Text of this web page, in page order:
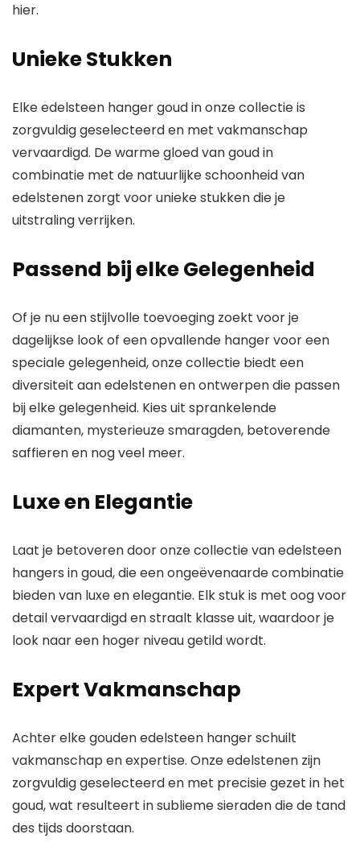
hier.
Unieke Stukken
Elkeedelsteen hanger goudin onze collectie is
zorgvuldig geselecteerd en met vakmanschap
vervaardigd. De warme gloed van goud in
combinatie met de natuurlijke schoonheid van
edelstenen zorgt voor unieke stukken die je
uitstraling verrijken.
Passend bij elke Gelegenheid
Of je nu een stijlvolle toevoeging zoekt voor je
dagelijkse look of een opvallende hanger voor een
speciale gelegenheid, onze collectie biedt een
diversiteit aan edelstenen en ontwerpen die passen
bij elke gelegenheid. Kies uit sprankelende
diamanten, mysterieuze smaragden, betoverende
saffieren en nog veel meer.
Luxe en Elegantie
Laat je betoveren door onze collectie vanedelsteen
hangers in goud, die een ongeëvenaarde combinatie
bieden van luxe en elegantie. Elk stuk is met oog voor
detail vervaardigd en straalt klasse uit, waardoor je
look naar een hoger niveau getild wordt.
Expert Vakmanschap
Achter elkegouden edelsteen hangerschuilt
vakmanschap en expertise. Onze edelstenen zijn
zorgvuldig geselecteerd en met precisie gezet in het
goud, wat resulteert in sublieme sieraden die de tand
des tijds doorstaan.